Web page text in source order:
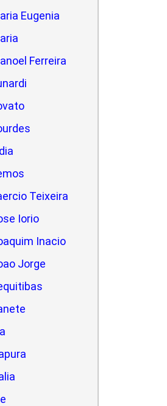
Eugenia
Ferreira
Teixeira
Iorio
Inacio
Jorge